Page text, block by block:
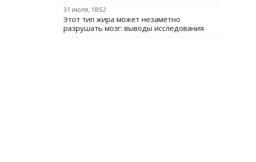
31 июля, 18:52
Этот тип жира может незаметно
разрушать мозг: выводы исследования